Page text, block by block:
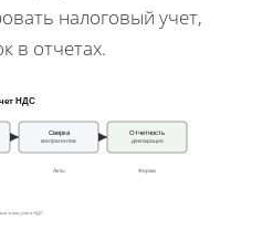
налоговый учет,
в отчетах.
НДС
Сверка
контрагентов
Отчетность
декларация
Акты Форма
этапы учета НДС